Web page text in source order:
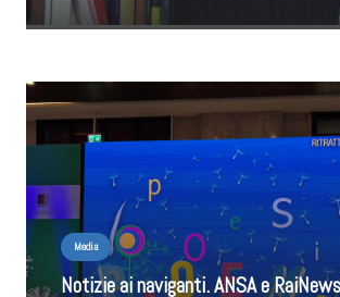
Media
Notizie ai naviganti. ANSA e